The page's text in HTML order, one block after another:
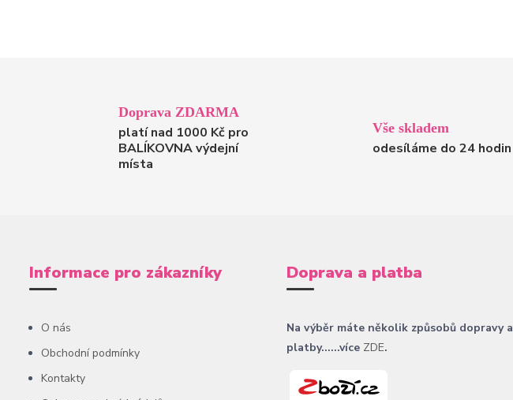
Doprava ZDARMA
platí nad 1000 Kč pro
BALÍKOVNA výdejní
místa
Vše skladem
odesíláme do 24 hodin
Informace pro zákazníky
O nás
Obchodní podmínky
Kontakty
Doprava a platba
Na výběr máte několik způsobů dopravy a
platby......více ZDE.